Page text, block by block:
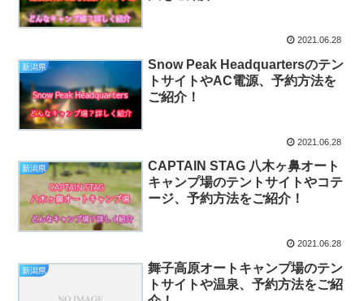
2021.06.28
新潟県
Snow Peak Headquartersのテン
トサイトやAC電源、予約方法を
ご紹介！
2021.06.28
新潟県
CAPTAIN STAG 八木ヶ鼻オート
キャンプ場のテントサイトやコテ
ージ、予約方法をご紹介！
2021.06.28
新潟県
舞子高原オートキャンプ場のテン
トサイトや温泉、予約方法をご紹